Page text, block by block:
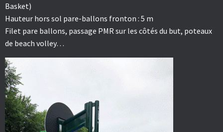
Basket)
Hauteur hors sol pare-ballons fronton : 5 m
Filet pare ballons, passage PMR sur les côtés du but, poteaux
de beach volley…